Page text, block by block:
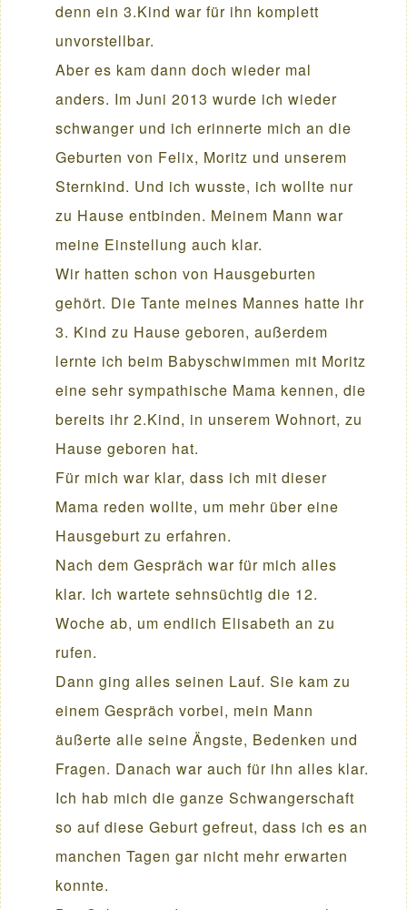
denn ein 3.Kind war für ihn komplett
unvorstellbar.
Aber es kam dann doch wieder mal
anders. Im Juni 2013 wurde ich wieder
schwanger und ich erinnerte mich an die
Geburten von Felix, Moritz und unserem
Sternkind. Und ich wusste, ich wollte nur
zu Hause entbinden. Meinem Mann war
meine Einstellung auch klar.
Wir hatten schon von Hausgeburten
gehört. Die Tante meines Mannes hatte ihr
3. Kind zu Hause geboren, außerdem
lernte ich beim Babyschwimmen mit Moritz
eine sehr sympathische Mama kennen, die
bereits ihr 2.Kind, in unserem Wohnort, zu
Hause geboren hat.
Für mich war klar, dass ich mit dieser
Mama reden wollte, um mehr über eine
Hausgeburt zu erfahren.
Nach dem Gespräch war für mich alles
klar. Ich wartete sehnsüchtig die 12.
Woche ab, um endlich Elisabeth an zu
rufen.
Dann ging alles seinen Lauf. Sie kam zu
einem Gespräch vorbei, mein Mann
äußerte alle seine Ängste, Bedenken und
Fragen. Danach war auch für ihn alles klar.
Ich hab mich die ganze Schwangerschaft
so auf diese Geburt gefreut, dass ich es an
manchen Tagen gar nicht mehr erwarten
konnte.